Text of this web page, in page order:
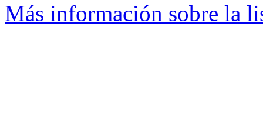
Más información sobre la